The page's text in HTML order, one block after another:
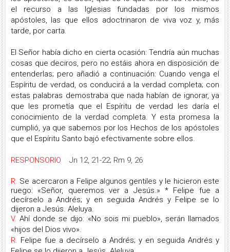
el recurso a las Iglesias fundadas por los mismos
apóstoles, las que ellos adoctrinaron de viva voz y, más
tarde, por carta.
El Señor había dicho en cierta ocasión: Tendría aún muchas
cosas que deciros, pero no estáis ahora en disposición de
entenderlas; pero añadió a continuación: Cuando venga el
Espíritu de verdad, os conducirá a la verdad completa; con
estas palabras demostraba que nada habían de ignorar, ya
que les prometía que el Espíritu de verdad les daría el
conocimiento de la verdad completa. Y esta promesa la
cumplió, ya que sabemos por los Hechos de los apóstoles
que el Espíritu Santo bajó efectivamente sobre ellos.
RESPONSORIO Jn 12, 21-22; Rm 9, 26
R. Se acercaron a Felipe algunos gentiles y le hicieron este
ruego: «Señor, queremos ver a Jesús.» * Felipe fue a
decírselo a Andrés; y en seguida Andrés y Felipe se lo
dijeron a Jesús. Aleluya.
V.Ahí donde se dijo: «No sois mi pueblo», serán llamados
«hijos del Dios vivo».
R. Felipe fue a decírselo a Andrés; y en seguida Andrés y